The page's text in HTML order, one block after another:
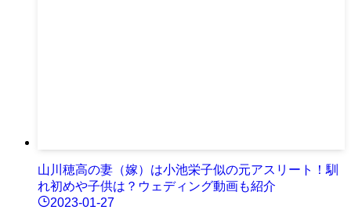
山川穂高の妻（嫁）は小池栄子似の元アスリート！馴
れ初めや子供は？ウェディング動画も紹介
2023-01-27